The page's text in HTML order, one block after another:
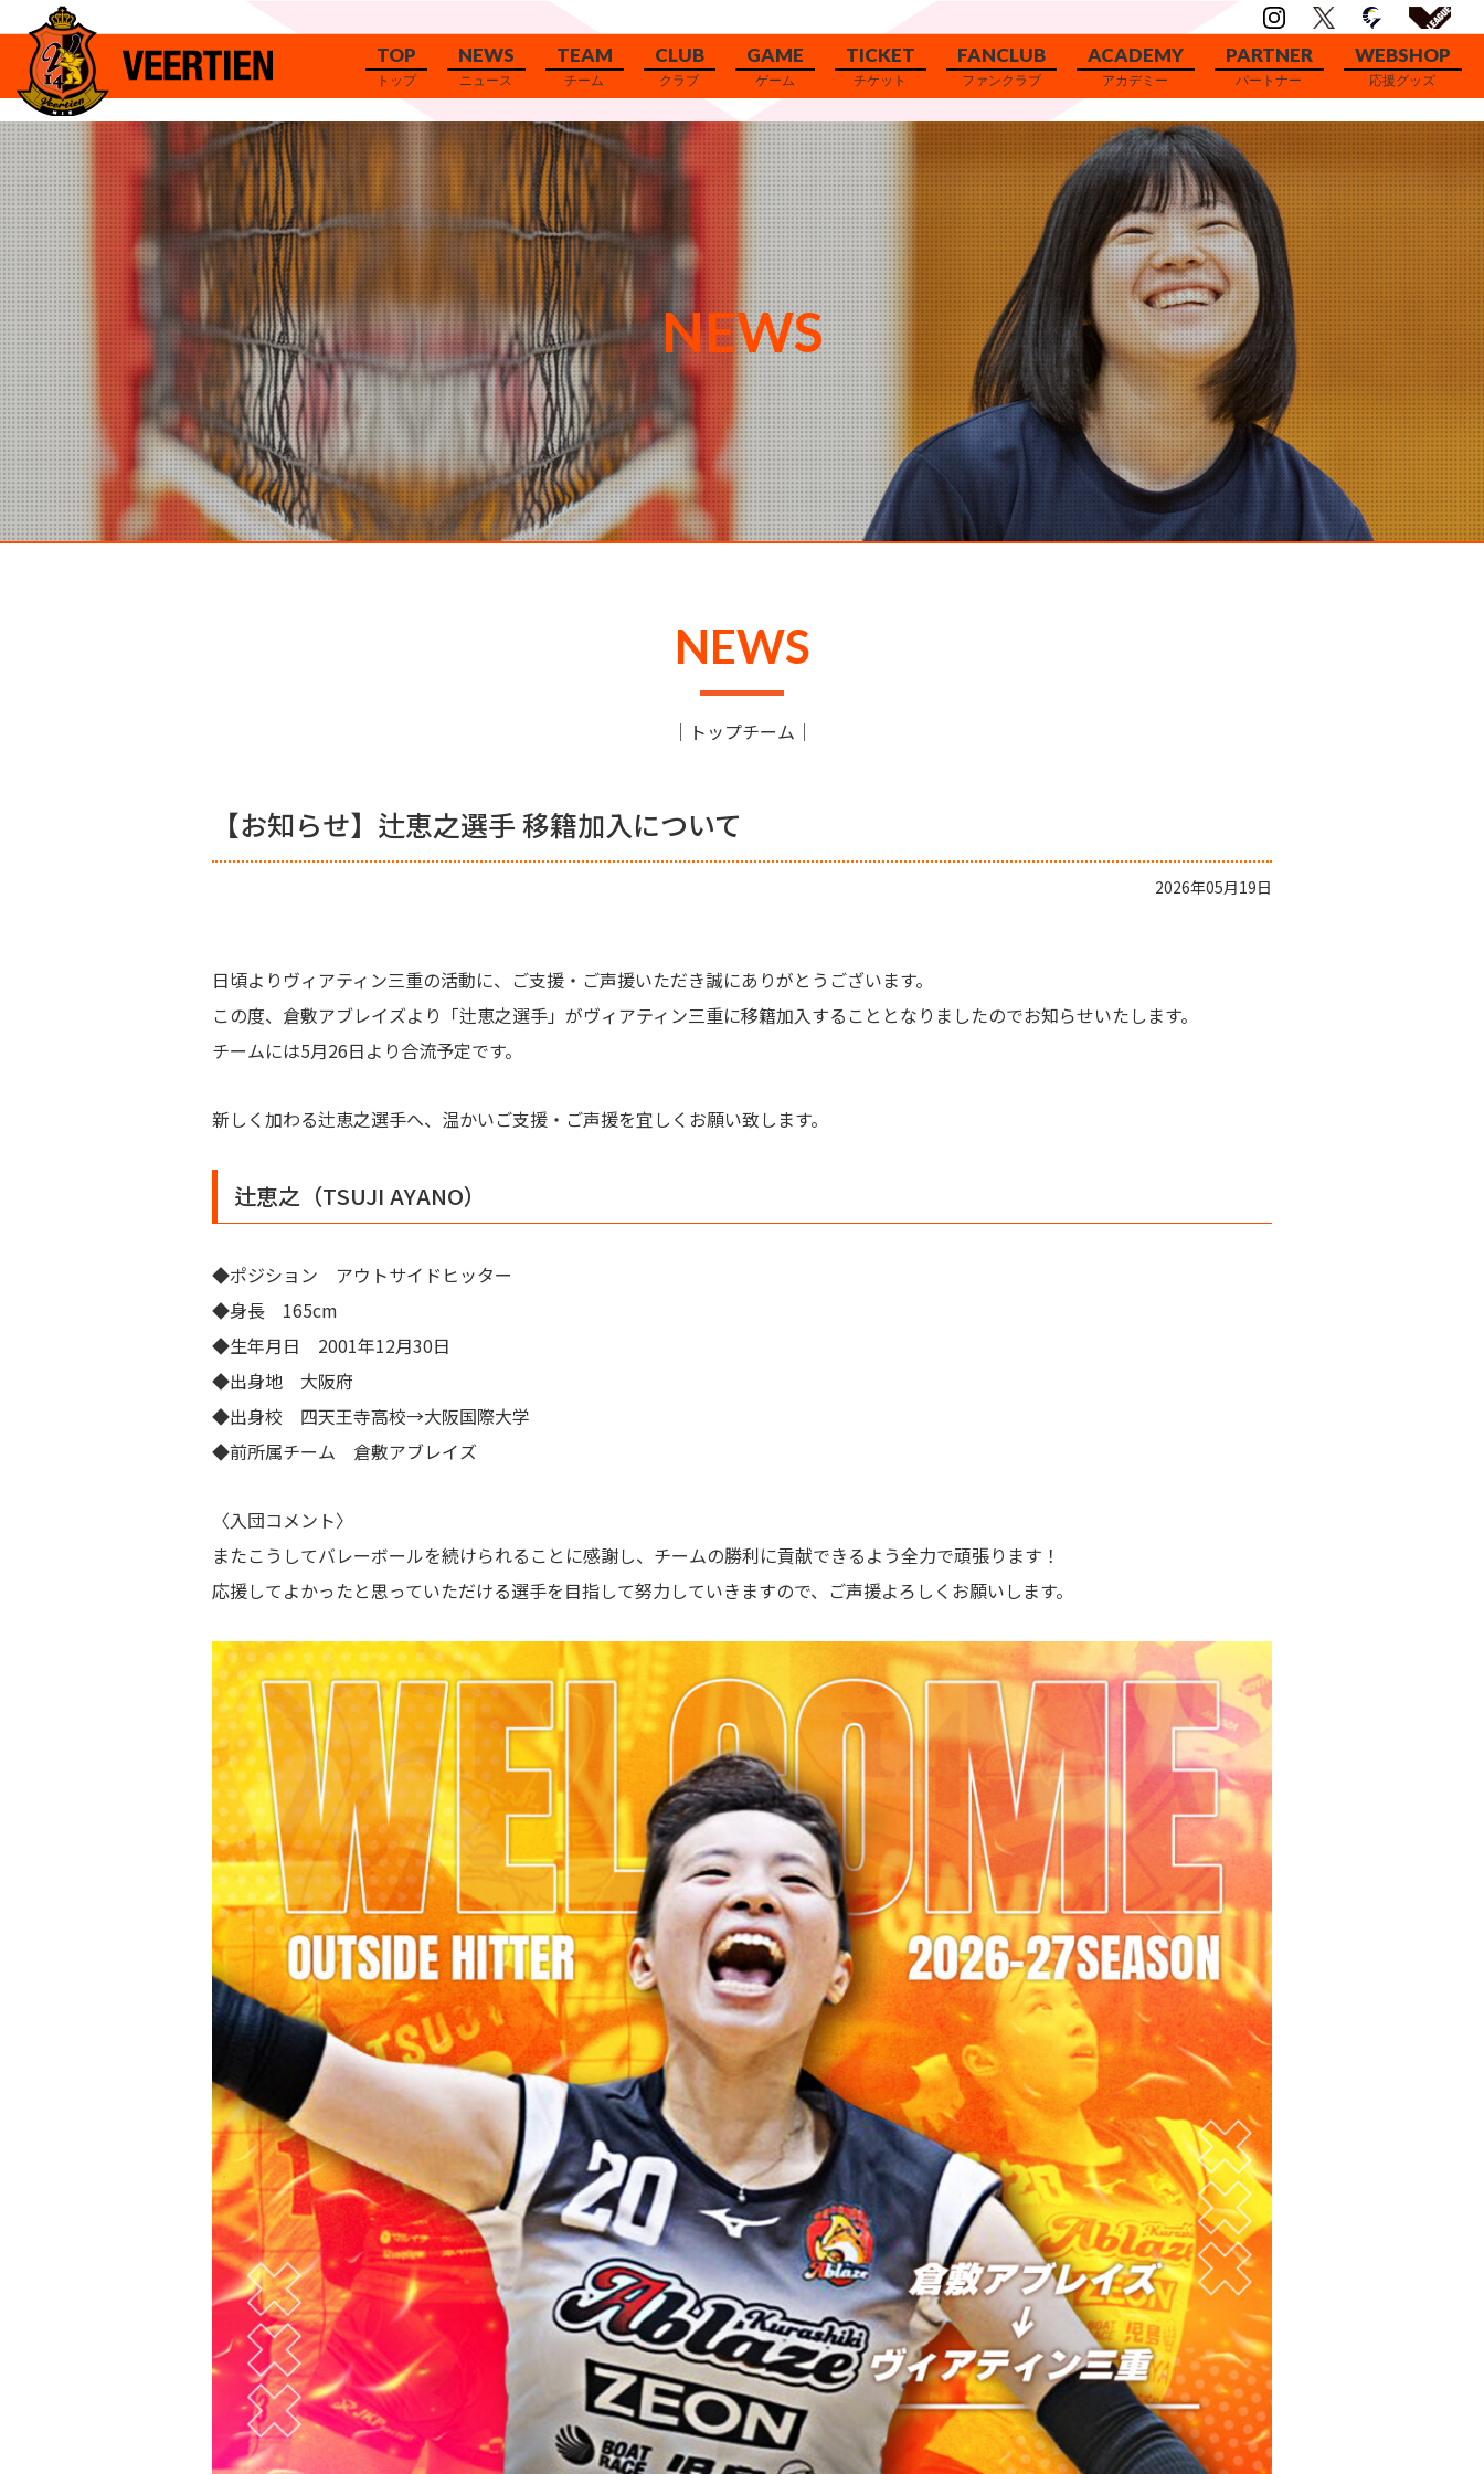
TOP
トップ
NEWS
ニュース
トップチーム
ホームゲームイベント情報
クラブ／ホームタウン
ファンクラブ／グッズ
アカデミー
全記事
TEAM
チーム
選手
フロントスタッフ
チームスタッフ
ヴィアティン三重チア
CLUB
クラブ
クラブ概要
代表挨拶・理念
GAME
ゲーム
試合日程＆結果
順位表
観戦マナー
撮影マナー
TICKET
チケット
FANCLUB
ファンクラブ
ACADEMY
アカデミー
アカデミー概要
ユースチームについて
ユースチーム選手
セレクション案内
PARTNER
パートナー
WEBSHOP
応援グッズ
NEWS
NEWS
｜ トップチーム ｜
【お知らせ】辻恵之選手 移籍加入について
2026年05月19日
日頃よりヴィアティン三重の活動に、ご支援・ご声援いただき誠にありがとうございます。
この度、倉敷アブレイズより「辻恵之選手」がヴィアティン三重に移籍加入することとなりましたのでお知らせいたします。
チームには5月26日より合流予定です。
新しく加わる辻恵之選手へ、温かいご支援・ご声援を宜しくお願い致します。
辻恵之（TSUJI AYANO）
◆ポジション アウトサイドヒッター
◆身長 165cm
◆生年月日 2001年12月30日
◆出身地 大阪府
◆出身校 四天王寺高校→大阪国際大学
◆前所属チーム 倉敷アブレイズ
〈入団コメント〉
またこうしてバレーボールを続けられることに感謝し、チームの勝利に貢献できるよう全力で頑張ります！
応援してよかったと思っていただける選手を目指して努力していきますので、ご声援よろしくお願いします。